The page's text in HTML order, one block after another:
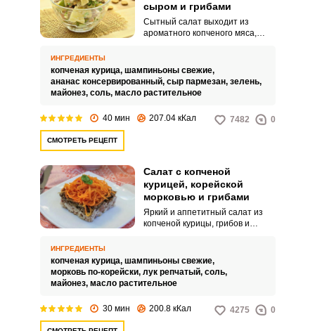
сыром и грибами
Сытный салат выходит из
ароматного копченого мяса,
подавать как домашнюю закуску,
а также в рамках праздничного
меню.
ИНГРЕДИЕНТЫ
копченая курица, шампиньоны свежие,
ананас консервированный, сыр пармезан, зелень,
майонез, соль, масло растительное
40 мин 207.04 кКал 7482 0
СМОТРЕТЬ РЕЦЕПТ
Салат с копченой
курицей, корейской
морковью и грибами
Яркий и аппетитный салат из
копченой курицы, грибов и
праздничному столу. Простое и
быстрое блюдо удивит своим
ароматом и приятным вкусом.
ИНГРЕДИЕНТЫ
копченая курица, шампиньоны свежие,
морковь по-корейски, лук репчатый, соль,
майонез, масло растительное
30 мин 200.8 кКал 4275 0